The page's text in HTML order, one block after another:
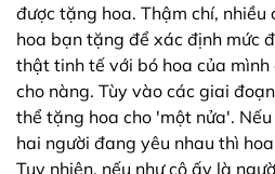
được tặng hoa. Thậm chí, nhiều
hoa bạn tặng để xác định mức
thật tinh tế với bó hoa của
cho nàng. Tùy vào các giai
thể tặng hoa cho 'một nửa'.
hai người đang yêu nhau thì
Tuy nhiên, nếu như cô ấy là